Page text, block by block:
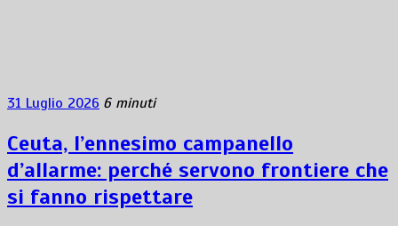
31 Luglio 2026 6 minuti
Ceuta, l’ennesimo campanello
d’allarme: perché servono frontiere che
si fanno rispettare